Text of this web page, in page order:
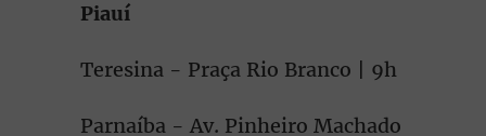
Piauí
Teresina - Praça Rio Branco | 9h
Parnaíba - Av. Pinheiro Machado